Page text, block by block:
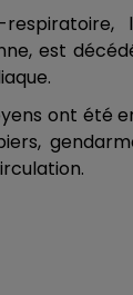
est
ont été